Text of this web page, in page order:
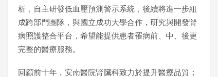
析，⾃主研發低⾎壓預測警⽰系統，後續將進⼀步組
成跨部⾨團隊，與國立成功⼤學合作，研究與開發腎
病照護整合平台，希望能提供患者罹病前、中、後更
完整的醫療服務。
回顧前⼗年，安南醫院腎臟科致力於提升醫療品質；